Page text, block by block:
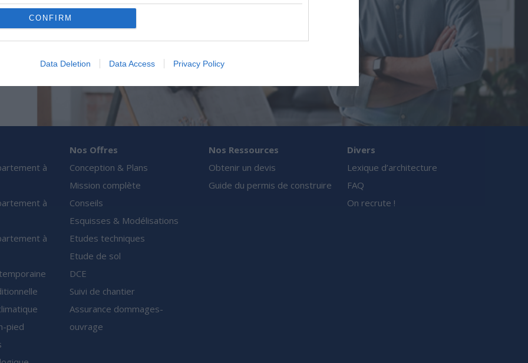
CONFIRM
Data Deletion Data Access Privacy Policy
à
à
à
pied
Nos Offres
Conception & Plans
Mission complète
Conseils
Esquisses & Modélisations
Etudes techniques
Etude de sol
DCE
Suivi de chantier
Assurance dommages-
ouvrage
Nos Ressources
Obtenir un devis
Guide du permis de construire
Divers
Lexique d’architecture
FAQ
On recrute !